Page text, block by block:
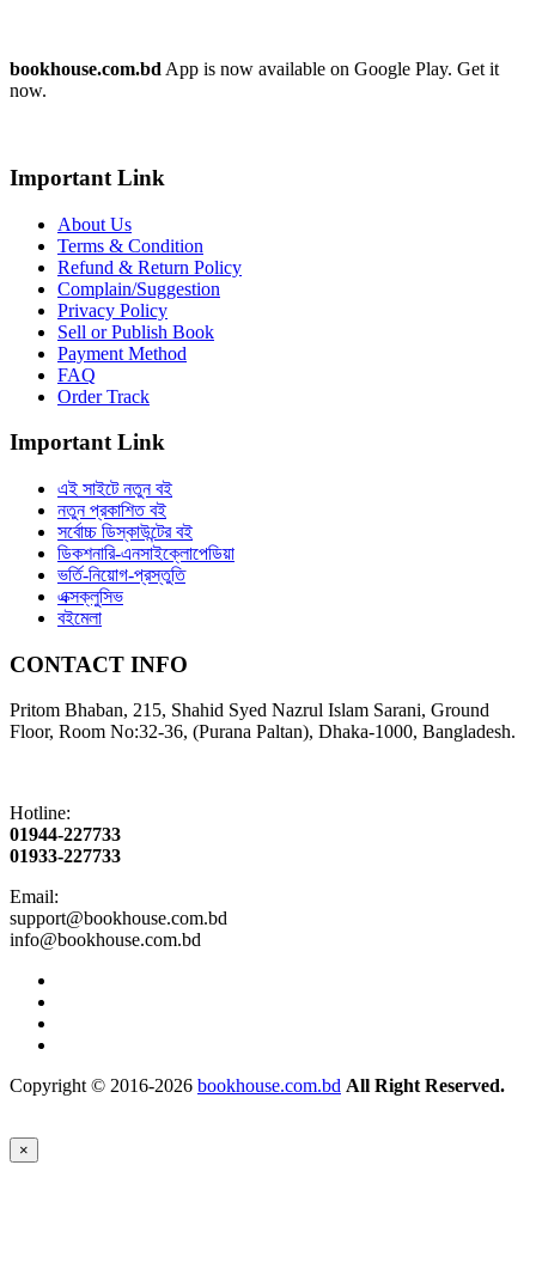
bookhouse.com.bd App is now available on Google Play. Get it
now.
Important Link
About Us
Terms & Condition
Refund & Return Policy
Complain/Suggestion
Privacy Policy
Sell or Publish Book
Payment Method
FAQ
Order Track
Important Link
এই সাইটে নতুন বই
নতুন প্রকাশিত বই
সর্বোচ্চ ডিস্কাউন্টের বই
ডিকশনারি-এনসাইক্লোপেডিয়া
ভর্তি-নিয়োগ-প্রস্তুতি
এক্সক্লুসিভ
বইমেলা
CONTACT INFO
Pritom Bhaban, 215, Shahid Syed Nazrul Islam Sarani, Ground
Floor, Room No:32-36, (Purana Paltan), Dhaka-1000, Bangladesh.
Hotline:
01944-227733
01933-227733
Email:
support@bookhouse.com.bd
info@bookhouse.com.bd
Copyright © 2016-2026 bookhouse.com.bd All Right Reserved.
×